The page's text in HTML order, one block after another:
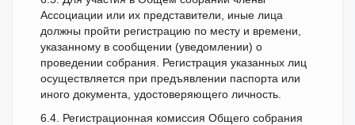
Ассоциации или их представители, иные лица
должны пройти регистрацию по месту и времени,
указанному в сообщении (уведомлении) о
проведении собрания. Регистрация указанных лиц
осуществляется при предъявлении паспорта или
иного документа, удостоверяющего личность.
6.4. Регистрационная комиссия Общего собрания